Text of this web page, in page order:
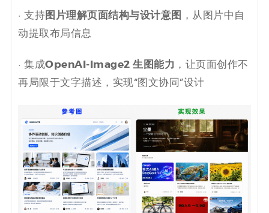
· 支持图片理解页面结构与设计意图
，从图片中自
动提取布局信息
· 集成OpenAI-Image2 生图能力 ，让页面创作不
再局限于文字描述，实现“图文协同”设计